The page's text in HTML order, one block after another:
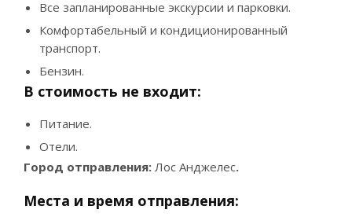
Все запланированные экскурсии и парковки.
Комфортабельный и кондиционированный
транспорт.
Бензин.
В стоимость не входит:
Питание.
Отели.
Город отправления: Лос Анджелес.
Места и время отправления: